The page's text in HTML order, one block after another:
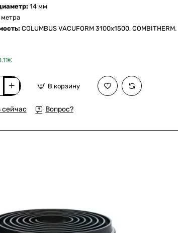
14 мм
метра
COLUMBUS VACUFORM 3100x1500, COMBITHERM.
В корзину
сейчас Вопрос?